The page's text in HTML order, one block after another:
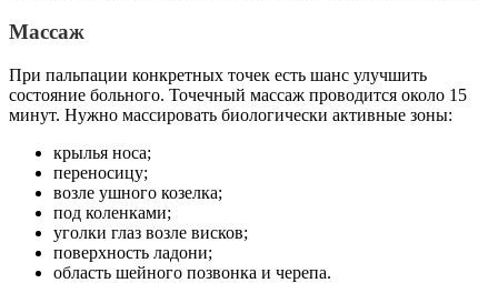
Массаж
При пальпации конкретных точек есть шанс улучшить
состояние больного. Точечный массаж проводится около 15
минут. Нужно массировать биологически активные зоны:
крылья носа;
переносицу;
возле ушного козелка;
под коленками;
уголки глаз возле висков;
поверхность ладони;
область шейного позвонка и черепа.